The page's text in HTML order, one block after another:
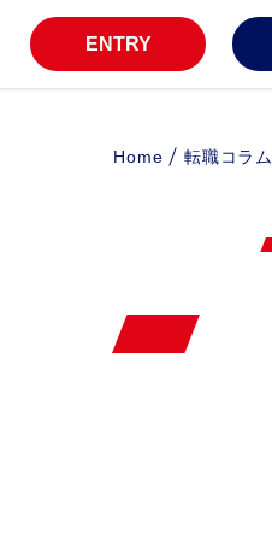
ENTRY
Home 転職コラム